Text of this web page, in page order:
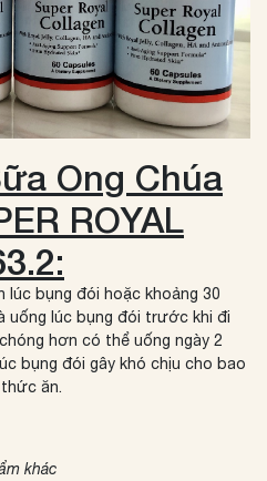
Ong Chúa
ROYAL
lúc bụng đói hoặc khoảng 30
lúc bụng đói trước khi đi
hơn có thể uống ngày 2
bụng đói gây khó chịu cho bao
ăn.
khác